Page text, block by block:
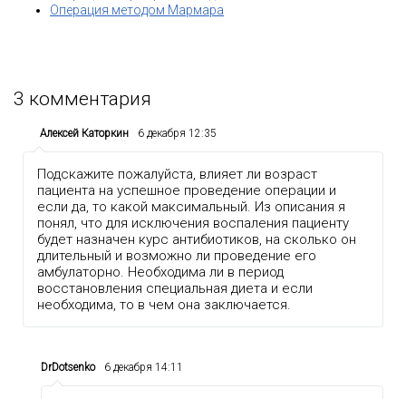
Операция методом Мармара
3 комментария
Алексей Каторкин 6 декабря 12:35
Подскажите пожалуйста, влияет ли возраст
пациента на успешное проведение операции и
если да, то какой максимальный. Из описания я
понял, что для исключения воспаления пациенту
будет назначен курс антибиотиков, на сколько он
длительный и возможно ли проведение его
амбулаторно. Необходима ли в период
восстановления специальная диета и если
необходима, то в чем она заключается.
DrDotsenko 6 декабря 14:11